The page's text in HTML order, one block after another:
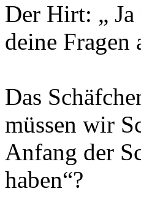
Der Hirt: „
deine Fragen
Das
müssen wir
Anfang der
haben“?